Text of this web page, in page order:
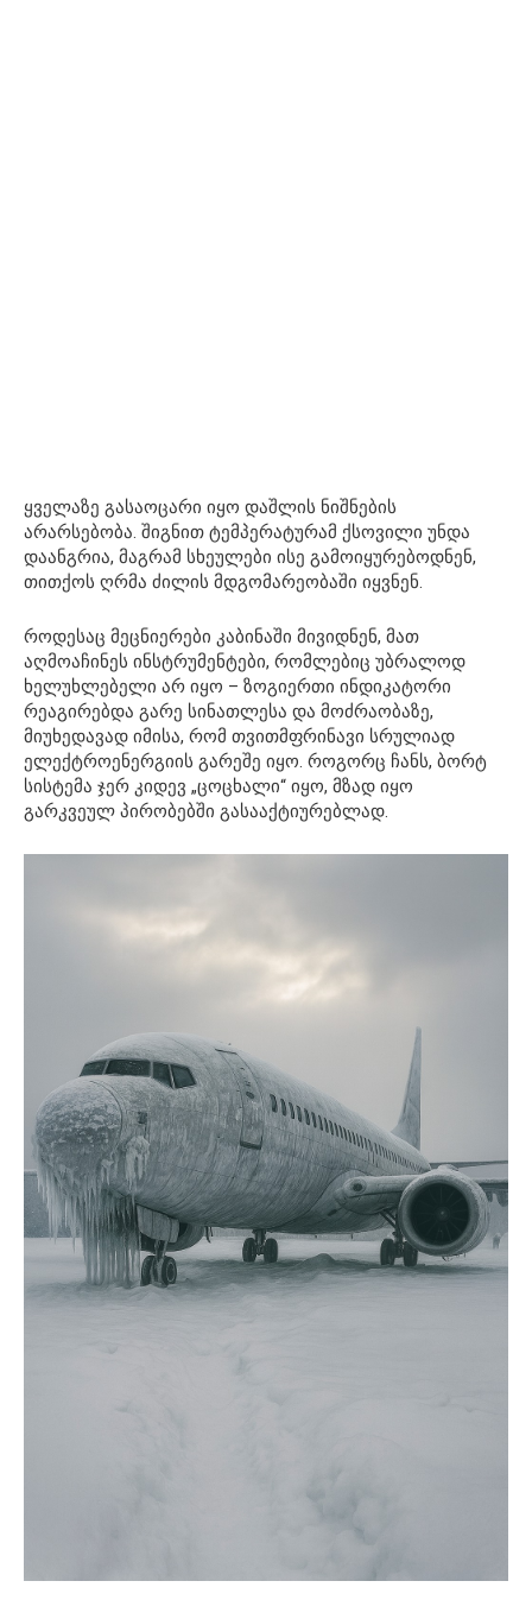
ყველაზე გასაოცარი იყო დაშლის ნიშნების
არარსებობა. შიგნით ტემპერატურამ ქსოვილი უნდა
დაანგრია, მაგრამ სხეულები ისე გამოიყურებოდნენ,
თითქოს ღრმა ძილის მდგომარეობაში იყვნენ.
როდესაც მეცნიერები კაბინაში მივიდნენ, მათ
აღმოაჩინეს ინსტრუმენტები, რომლებიც უბრალოდ
ხელუხლებელი არ იყო – ზოგიერთი ინდიკატორი
რეაგირებდა გარე სინათლესა და მოძრაობაზე,
მიუხედავად იმისა, რომ თვითმფრინავი სრულიად
ელექტროენერგიის გარეშე იყო. როგორც ჩანს, ბორტ
სისტემა ჯერ კიდევ „ცოცხალი“ იყო, მზად იყო
გარკვეულ პირობებში გასააქტიურებლად.